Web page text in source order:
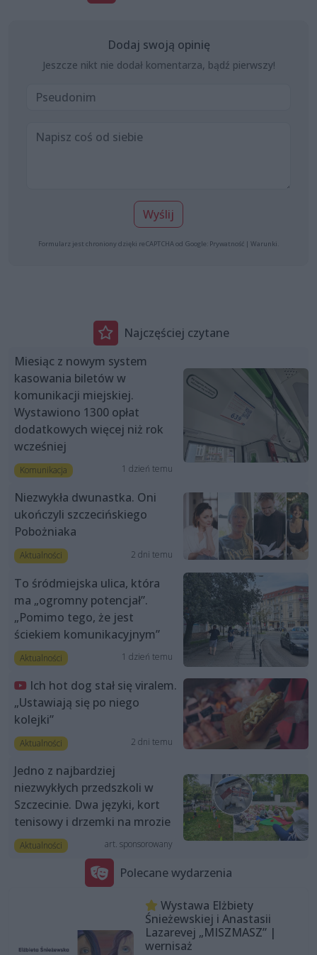
Dodaj swoją opinię
Jeszcze nikt nie dodał komentarza, bądź pierwszy!
Wyślij
Formularz jest chroniony dzięki reCAPTCHA od Google: Prywatność | Warunki
Najczęściej czytane
Miesiąc z nowym system
kasowania biletów w
komunikacji miejskiej.
Wystawiono 1300 opłat
dodatkowych więcej niż rok
wcześniej
Komunikacja 1 dzień temu
Niezwykła dwunastka. Oni
ukończyli szczecińskiego
Pobożniaka
Aktualności 2 dni temu
To śródmiejska ulica, która
ma „ogromny potencjał”.
„Pomimo tego, że jest
ściekiem komunikacyjnym”
Aktualności 1 dzień temu
Ich hot dog stał się viralem.
„Ustawiają się po niego
kolejki”
Aktualności 2 dni temu
Jedno z najbardziej
niezwykłych przedszkoli w
Szczecinie. Dwa języki, kort
tenisowy i drzemki na mrozie
Aktualności art. sponsorowany
Polecane wydarzenia
Wystawa Elżbiety
Śnieżewskiej i Anastasii
Lazarevej „MISZMASZ” |
wernisaż